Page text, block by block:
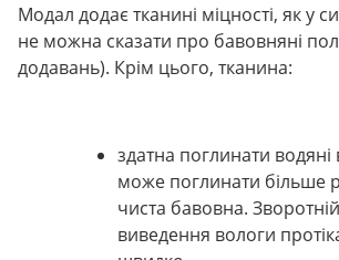
Модал додає тканині міцності, як у
не можна сказати про бавовняні
додавань). Крім цього, тканина:
здатна поглинати
може поглинати більше
чиста бавовна.
виведення вологи